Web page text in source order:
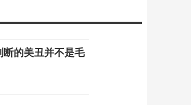
的美丑并不是毛